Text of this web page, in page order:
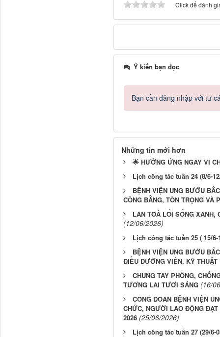
Click để đánh
Ý kiến bạn đọc
Bạn cần đăng nhập với tư
Những tin mới hơn
🌟 HƯỞNG ỨNG NGÀY VI
Lịch công tác tuần 24 (8/6-
BỆNH VIỆN UNG BƯỚU
CÔNG BẰNG, TÔN TRỌNG VÀ
LAN TOẢ LỐI SỐNG XANH,
(12/06/2026)
Lịch công tác tuần 25 ( 15/6-
BỆNH VIỆN UNG BƯỚU
ĐIỀU DƯỠNG VIÊN, KỸ THUẬT
CHUNG TAY PHÒNG,
TƯƠNG LAI TƯƠI SÁNG (16/
CÔNG ĐOÀN BỆNH VIỆN
CHỨC, NGƯỜI LAO ĐỘNG ĐẠT
2026 (25/06/2026)
Lịch công tác tuần 27 (29/6-